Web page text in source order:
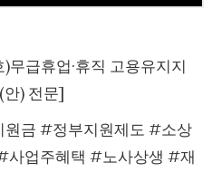
급휴업·휴직 고용유지지
) 전문]
금 #정부지원제도 #소상
사업주혜택 #노사상생 #재